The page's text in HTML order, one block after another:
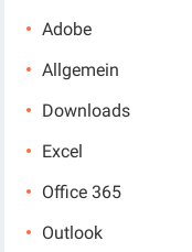
Adobe
Allgemein
Downloads
Excel
Office 365
Outlook